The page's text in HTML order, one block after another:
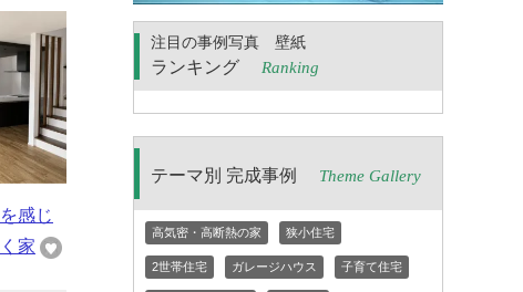
感じ
家
注目の事例写真 壁紙
ランキング Ranking
テーマ別 完成事例 Theme Gallery
高気密・高断熱の家 狭小住宅
2世帯住宅 ガレージハウス 子育て住宅